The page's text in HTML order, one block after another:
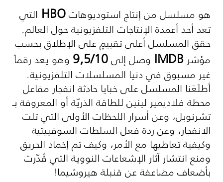
هو مسلسل من إنتاج استوديوهاتHBO التي
تعد أحد أعمدة الإنتاجات التلفزيونية حول العالم.
حقق المسلسل أعلى تقييمٍ على الإطلاق بحسب
مؤشرIMDB وصل إلى9,5/10 وهو يعد رقماً
غير مسبوق في دنيا المسلسلات التلفزيونية.
أطلَعَنا المسلسل على خبايا حادثة انفجار مفاعل
محطة فلاديمير لينين للطاقة الذريّة أو المعروفة بـ
تشرنوبل، وعن أسرار اللحظات الأولى التي تلت
الانفجار، وعن ردة فعل السلطات السوفييتية
وكيفية تعاطيها مع الأمر، وكيف تم إخماد الحريق
ومنع انتشار آثار الإشعاعات النووية التي قُدّرت
بأضعاف مضاعفة عن قنبلة هيروشيما!